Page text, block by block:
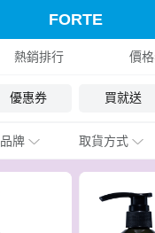
FORTE
熱銷排行 價格
優惠券 買就送
品牌 取貨方式